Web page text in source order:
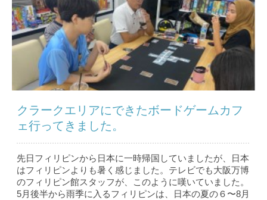
クラークエリアにできたボードゲームカフ
ェ行ってきました。
先日フィリピンから日本に一時帰国していましたが、日本
はフィリピンよりも暑く感じました。テレビでも大阪万博
のフィリピン館スタッフが、このように嘆いていました。
5月後半から雨季に入るフィリピンは、日本の夏の６〜8月